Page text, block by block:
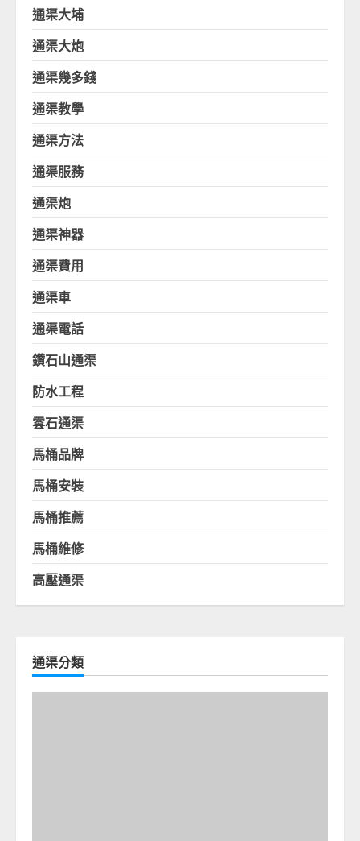
通渠大埔
通渠大炮
通渠幾多錢
通渠教學
通渠方法
通渠服務
通渠炮
通渠神器
通渠費用
通渠車
通渠電話
鑽石山通渠
防水工程
雲石通渠
馬桶品牌
馬桶安裝
馬桶推薦
馬桶維修
高壓通渠
通渠分類